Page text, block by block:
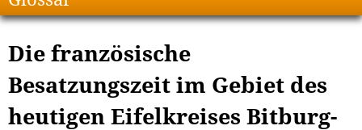
Die französische
Besatzungszeit im Gebiet des
heutigen Eifelkreises Bitburg-